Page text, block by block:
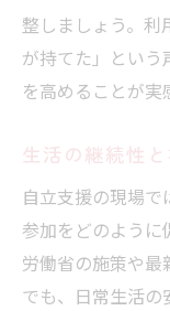
整しましょう。
が持てた」とい
を高めることが実
生活の継続性
自立支援の現場
参加をどのように
労働省の施策や
でも、日常生活